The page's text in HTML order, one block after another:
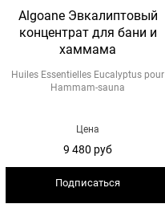
Algoane Эвкалиптовый
концентрат для бани и
хаммама
Huiles Essentielles Eucalyptus pour
Hammam-sauna
Цена
9 480 руб
Подписаться